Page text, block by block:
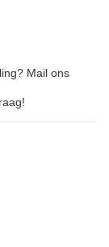
Mail ons